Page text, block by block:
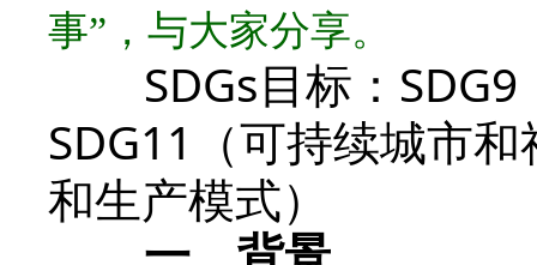
事”，与大家分享。
SDGs目标：SDG9
SDG11（可持续城市
和生产模式）